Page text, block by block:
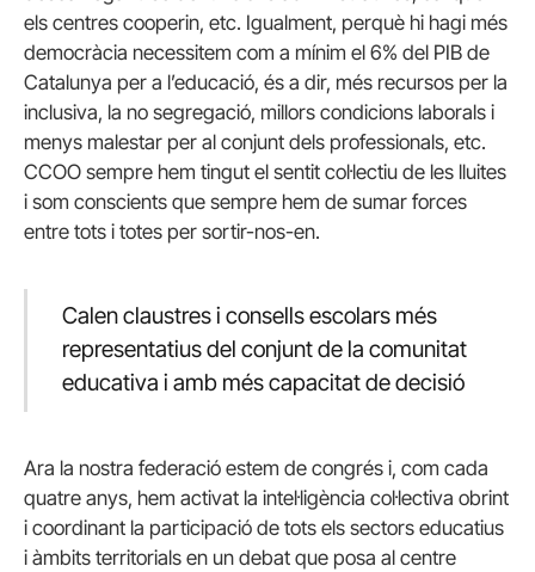
els centres cooperin, etc. Igualment, perquè hi hagi més
democràcia necessitem com a mínim el 6% del PIB de
Catalunya per a l’educació, és a dir, més recursos per la
inclusiva, la no segregació, millors condicions laborals i
menys malestar per al conjunt dels professionals, etc.
CCOO sempre hem tingut el sentit col·lectiu de les lluites
i som conscients que sempre hem de sumar forces
entre tots i totes per sortir-nos-en.
Calen claustres i consells escolars més
representatius del conjunt de la comunitat
educativa i amb més capacitat de decisió
Ara la nostra federació estem de congrés i, com cada
quatre anys, hem activat la intel·ligència col·lectiva obrint
i coordinant la participació de tots els sectors educatius
i àmbits territorials en un debat que posa al centre